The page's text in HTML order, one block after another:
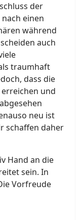
der
einen
während
auch
traumhaft
dass die
und
neu ist
schaffen daher
Hand an die
sein. In
Vorfreude